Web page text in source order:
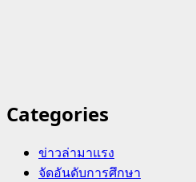
Categories
ข่าวล่ามาแรง
จัดอันดับการศึกษา